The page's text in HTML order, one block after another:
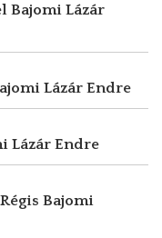
Bajomi Lázár
Lázár Endre
Lázár Endre
Bajomi